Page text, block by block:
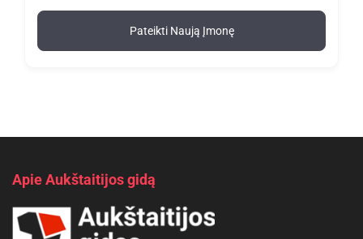
Pateikti Naują Įmonę
Apie Aukštaitijos gidą